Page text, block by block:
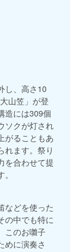
し、高さ10
山笠」が登
造には309個
ソクが灯され
がることもあ
れます。祭り
を合わせて提
などを使った
の中でも特に
このお囃子
めに演奏さ